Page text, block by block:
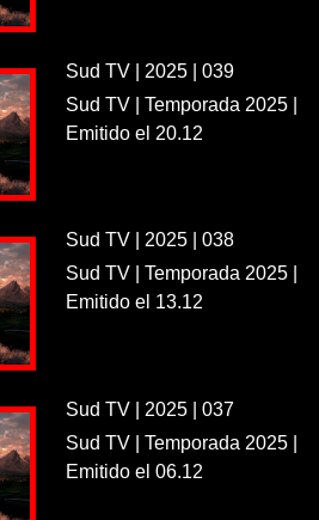
Sud TV | 2025 | 039
Sud TV | Temporada 2025 |
Emitido el 20.12
Sud TV | 2025 | 038
Sud TV | Temporada 2025 |
Emitido el 13.12
Sud TV | 2025 | 037
Sud TV | Temporada 2025 |
Emitido el 06.12